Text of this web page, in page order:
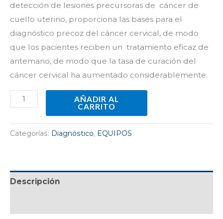
detección de lesiones precursoras de cáncer de
cuello uterino, proporciona las bases para el
diagnóstico precoz del cáncer cervical, de modo
que los pacientes reciben un tratamiento eficaz de
antemano, de modo que la tasa de curación del
cáncer cervical ha aumentado considerablemente.
AÑADIR AL
CARRITO
Categorías: Diagnóstico, EQUIPOS
Descripción